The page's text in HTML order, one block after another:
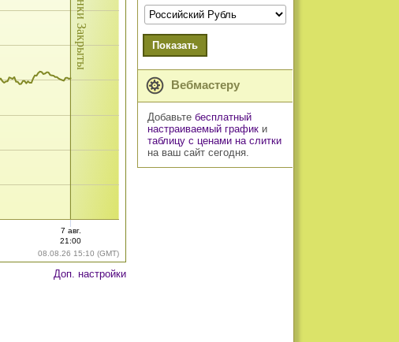
Рынки Закрыты
08.08.26 15:10 (GMT)
7 авг.
21:00
Доп. настройки
Показать
Вебмастеру
Добавьте бесплатный
настраиваемый графики
таблицу с ценами на слитки
на ваш сайт сегодня.